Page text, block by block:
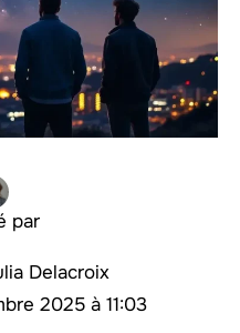
par
Delacroix
2025 à 11:03